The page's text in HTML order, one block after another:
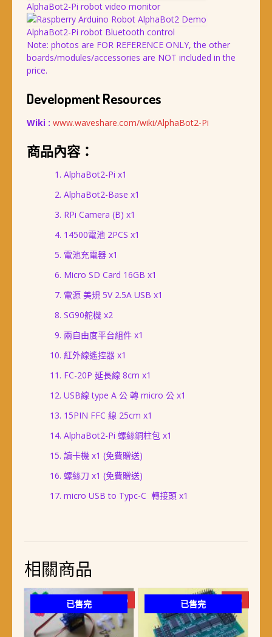
AlphaBot2-Pi robot video monitor
AlphaBot2-Pi robot Bluetooth control
Note: photos are FOR REFERENCE ONLY, the other
boards/modules/accessories are NOT included in the
price.
Development Resources
Wiki : www.waveshare.com/wiki/AlphaBot2-Pi
商品內容：
AlphaBot2-Pi x1
AlphaBot2-Base x1
RPi Camera (B) x1
14500電池 2PCS x1
電池充電器 x1
Micro SD Card 16GB x1
電源 美規 5V 2.5A USB x1
SG90舵機 x2
兩自由度平台組件 x1
紅外線遙控器 x1
FC-20P 延長線 8cm x1
USB線 type A 公 轉 micro 公 x1
15PIN FFC 線 25cm x1
AlphaBot2-Pi 螺絲銅柱包 x1
讀卡機 x1 (免費贈送)
螺絲刀 x1 (免費贈送)
micro USB to Typc-C 轉接頭 x1
相關商品
已售完 -19% 已售完 -7%